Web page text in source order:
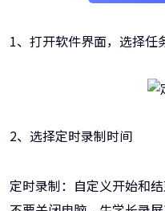
1、打开软件界面，选择任
2、选择定时录制时间
定时录制：自定义开始和